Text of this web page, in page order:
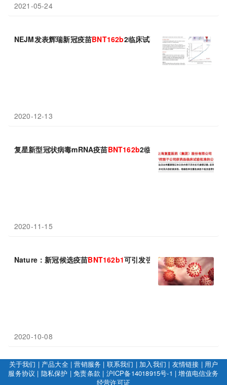
2021-05-24
NEJM发表辉瑞新冠疫苗BNT162b2临床试验最新结果，预防新冠
2020-12-13
复星新型冠状病毒mRNA疫苗BNT162b2临床试验获批
2020-11-15
Nature：新冠候选疫苗BNT162b1可引发强劲的人体抗体反应和
2020-10-08
关于我们 | 产品大全|营销服务 | 联系我们 | 加入我们 | 友情链接 | 用户
服务协议 | 隐私保护 |免责条款 | 沪ICP备14018915号-1 |增值电信业务
经营许可证